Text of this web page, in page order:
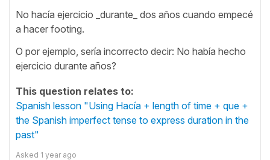
No hacía ejercicio _durante_ dos años cuando empecé
a hacer footing.
O por ejemplo, sería incorrecto decir: No había hecho
ejercicio durante años?
This question relates to:
Spanish lesson "Using Hacía + length of time + que +
the Spanish imperfect tense to express duration in the
past"
Asked 1 year ago